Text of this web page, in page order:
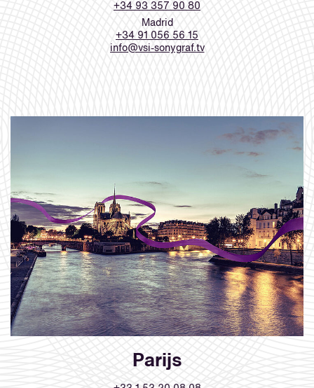
+34 93 357 90 80
Madrid
+34 91 056 56 15​​​​​​​
info@vsi-sonygraf.tv
Parijs